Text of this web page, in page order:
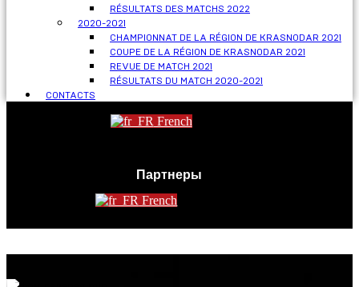
RÉSULTATS DES MATCHS 2022
2020-2021
CHAMPIONNAT DE LA RÉGION DE KRASNODAR 2021
COUPE DE LA RÉGION DE KRASNODAR 2021
REVUE DE MATCH 2021
RÉSULTATS DU MATCH 2020-2021
CONTACTS
French
Партнеры
French